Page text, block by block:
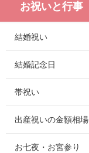
お祝いと行事
結婚祝い
結婚記念日
帯祝い
出産祝いの金額相
お七夜・お宮参り